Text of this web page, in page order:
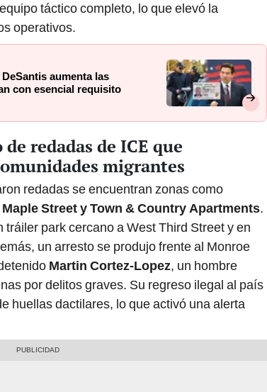
táctico completo, lo que elevó la
operativos.
aumenta las
con esencial requisito
redadas de ICE que
migrantes
redadas se encuentran zonas como
Street y Town & Country Apartments.
park cercano a West Third Street y en
un arresto se produjo frente al Monroe
Martin Cortez-Lopez, un hombre
por delitos graves. Su regreso ilegal al país
huellas dactilares, lo que activó una alerta